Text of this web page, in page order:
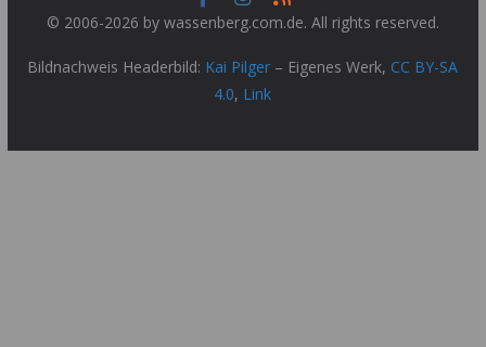
© 2006-2026 by wassenberg.com.de. All rights reserved.
Bildnachweis Headerbild: Kai Pilger – Eigenes Werk, CC BY-SA
4.0, Link